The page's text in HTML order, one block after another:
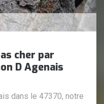
cher par
D Agenais
dans le 47370, notre